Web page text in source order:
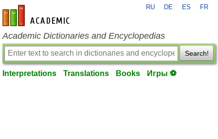
en-academic.com
RU DE ES FR
Academic Dictionaries and Encyclopedias
Search!
Interpretations Translations Books Игры ⚽